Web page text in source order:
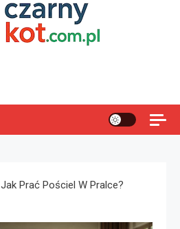
Jak Prać Pościel W Pralce?